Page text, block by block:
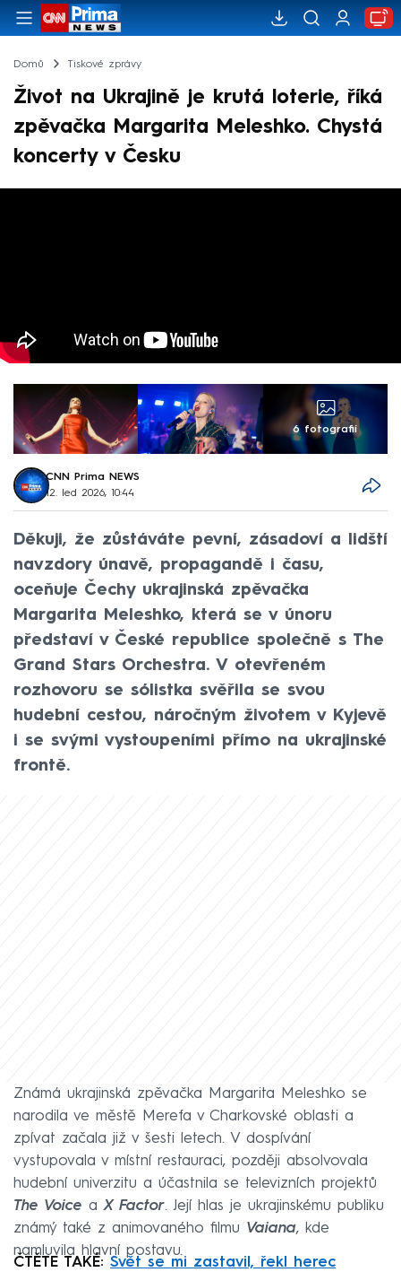
Domů Tiskové zprávy
Život na Ukrajině je krutá loterie, říká
zpěvačka Margarita Meleshko. Chystá
koncerty v Česku
6 fotografií
CNN Prima NEWS
12. led 2026, 10:44
Děkuji, že zůstáváte pevní, zásadoví a lidští
navzdory únavě, propagandě i času,
oceňuje Čechy ukrajinská zpěvačka
Margarita Meleshko, která se v únoru
představí v České republice společně s The
Grand Stars Orchestra. V otevřeném
rozhovoru se sólistka svěřila se svou
hudební cestou, náročným životem v Kyjevě
i se svými vystoupeními přímo na ukrajinské
frontě.
Známá ukrajinská zpěvačka Margarita Meleshko se
narodila ve městě Merefa v Charkovské oblasti a
zpívat začala již v šesti letech. V dospívání
vystupovala v místní restauraci, později absolvovala
hudební univerzitu a účastnila se televizních projektů
The Voice aX Factor. Její hlas je ukrajinskému publiku
známý také z animovaného filmu Vaiana, kde
namluvila hlavní postavu.
ČTĚTE TAKÉ: Svět se mi zastavil, řekl herec